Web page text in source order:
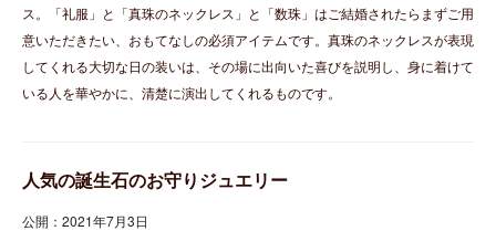
ス。「礼服」と「真珠のネックレス」と「数珠」はご結婚されたらまずご用
意いただきたい、おもてなしの必須アイテムです。真珠のネックレスが表現
してくれる大切な日の装いは、その場に出向いた喜びを説明し、身に着けて
いる人を華やかに、清楚に演出してくれるものです。
人気の誕生石のお守りジュエリー
公開：2021年7月3日